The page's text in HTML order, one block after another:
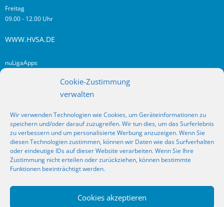
Cookie-Zustimmung
verwalten
Wir verwenden Technologien wie Cookies, um Geräteinformationen zu
speichern und/oder darauf zuzugreifen. Wir tun dies, um das Surferlebnis
zu verbessern und um personalisierte Werbung anzuzeigen. Wenn Sie
diesen Technologien zustimmen, können wir Daten wie das Surfverhalten
oder eindeutige IDs auf dieser Website verarbeiten. Wenn Sie Ihre
Zustimmung nicht erteilen oder zurückziehen, können bestimmte
Funktionen beeinträchtigt werden.
Cookies akzeptieren
Freitag
09.00 - 12.00 Uhr
WWW.HVSA.DE
nuLigaApps
RSS
Fragen? Kontakt!
SOCIAL MEDIA